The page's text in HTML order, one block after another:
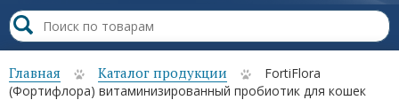
Главная Каталог продукции
FortiFlora
(Фортифлора) витаминизированный пробиотик для кошек